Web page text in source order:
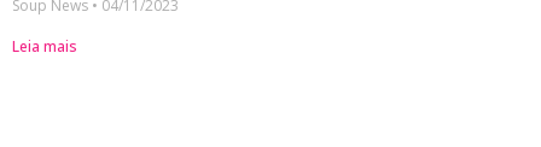
Soup News
04/11/2023
Leia mais